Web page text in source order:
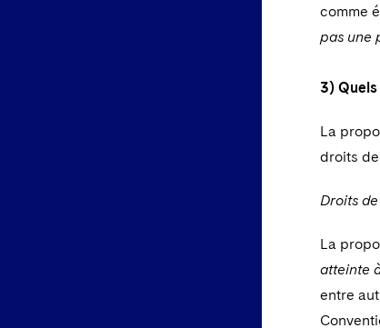
comme
pas une
3)
La
droits
Droits de
La
atteinte
entre